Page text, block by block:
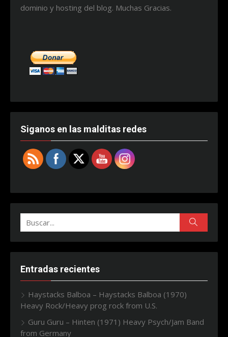
dominio y hosting del blog. Muchas Gracias.
Siganos en las malditas redes
Buscar:
Entradas recientes
Haystacks Balboa – Haystacks Balboa (1970)
Heavy Rock/Heavy prog rock from U.S.
Guru Guru – Hinten (1971) Heavy Psych/Jam Band
from Germany